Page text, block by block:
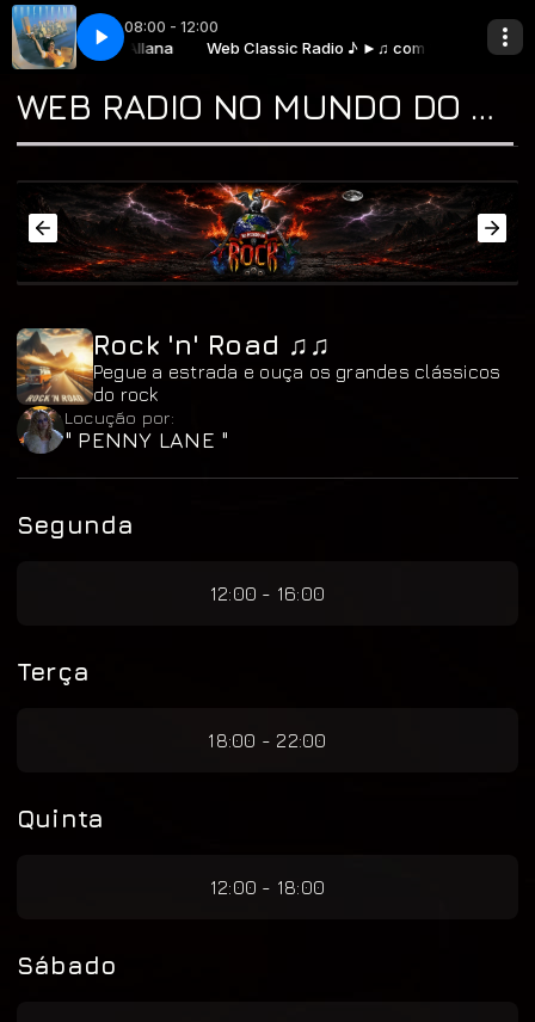
08:00 - 12:00
♪ ►♫ com * Allana Web Classic Radio ♪ ►♫ com * Allana
(Live At Pavillon de Paris-1979)Supertramp - Even In The
WEB RADIO NO MUNDO DO ROCK "A CASA DO CLASSIC ROCK & DO BLUES"
Rock 'n' Road ♫♫
Pegue a estrada e ouça os grandes clássicos
do rock
Locução por:
" PENNY LANE "
Segunda
12:00 - 16:00
Terça
18:00 - 22:00
Quinta
12:00 - 18:00
Sábado